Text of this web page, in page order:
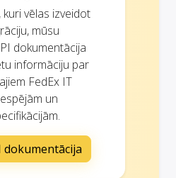
vēlas izveidot
mūsu
dokumentācija
informāciju par
FedEx IT
un
dokumentācija